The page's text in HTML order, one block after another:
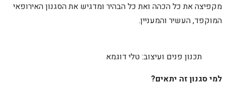
מקפיצה את כל הכהה ואת כל הבהיר ומדגיש את הסגנון האירופאי
המוקפד, העשיר והמעניין.
תכנון פנים ועיצוב: טלי דוגמא
למי סגנון זה יתאים?